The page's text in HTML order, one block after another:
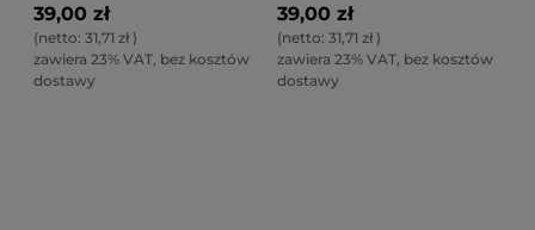
39,00 zł
(netto: 31,71 zł)
zawiera 23% VAT, bez kosztów
dostawy
39,00 zł
(netto: 31,71 zł)
zawiera 23% VAT, bez kosztów
dostawy